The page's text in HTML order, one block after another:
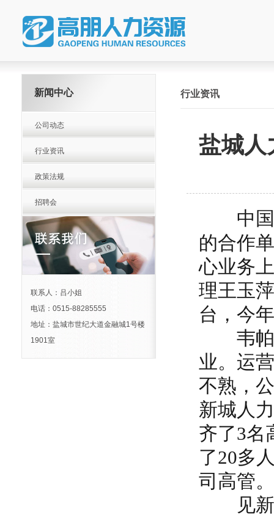
新闻中心
公司动态
行业资讯
政策法规
招聘会
联系人：吕小姐
电话：0515-88285555
地址：盐城市世纪大道金融城1号楼
1901室
行业资讯
盐城人
中
的合作
心业务
理王玉
台，今
韦帕(
业。运
不熟，
新城人
齐了3名
了20多
司高管
见新